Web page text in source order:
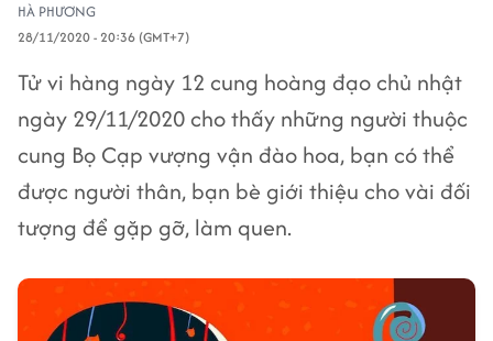
HÀ PHƯƠNG
28/11/2020 - 20:36 (GMT+7)
Tử vi hàng ngày 12 cung hoàng đạo chủ nhật
ngày 29/11/2020 cho thấy những người thuộc
cung Bọ Cạp vượng vận đào hoa, bạn có thể
được người thân, bạn bè giới thiệu cho vài đối
tượng để gặp gỡ, làm quen.